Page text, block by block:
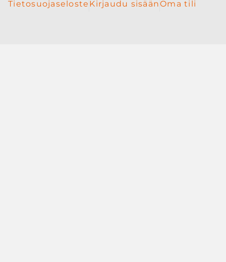
Tietosuojaseloste Kirjaudu sisäänOma tili